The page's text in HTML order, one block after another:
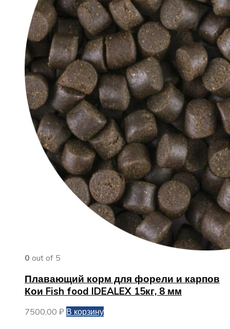
0 out of 5
Плавающий корм для форели и карпов
Кои Fish food IDEALEX 15кг, 8 мм
7500,00 ₽ В корзину